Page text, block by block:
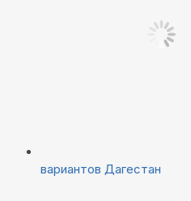
вариантов Дагестан